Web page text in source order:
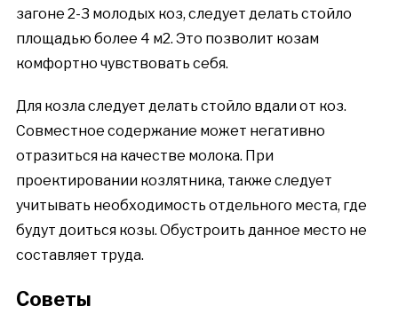
загоне 2-3 молодых коз, следует делать стойло
площадью более 4 м2. Это позволит козам
комфортно чувствовать себя.
Для козла следует делать стойло вдали от коз.
Совместное содержание может негативно
отразиться на качестве молока. При
проектировании козлятника, также следует
учитывать необходимость отдельного места, где
будут доиться козы. Обустроить данное место не
составляет труда.
Советы